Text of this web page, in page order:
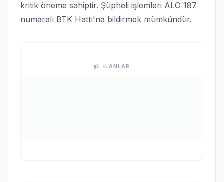
kritik öneme sahiptir. Şüpheli işlemleri ALO 187
numaralı BTK Hattı'na bildirmek mümkündür.
İLANLAR